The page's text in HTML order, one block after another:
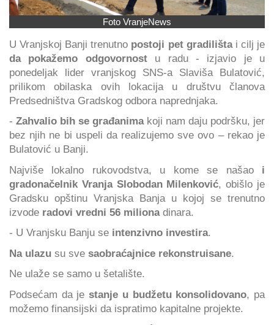
Foto VranjeNews
U Vranjskoj Banji trenutno postoji pet gradilištai cilj je
da pokažemo odgovornostu radu - izjavio je u
ponedeljak lider vranjskog SNS-a Slaviša Bulatović,
prilikom obilaska ovih lokacija u društvu članova
Predsedništva Gradskog odbora naprednjaka.
- Zahvalio bih se građanimakoji nam daju podršku, jer
bez njih ne bi uspeli da realizujemo sve ovo – rekao je
Bulatović u Banji.
Najviše lokalno rukovodstva, u kome se našao i
gradonačelnik Vranja Slobodan Milenković, obišlo je
Gradsku opštinu Vranjska Banja u kojoj se trenutno
izvode radovi vredni 56 milionadinara.
- U Vranjsku Banju se intenzivno investira.
Na ulazu su sve saobraćajnice rekonstruisane.
Ne ulaže se samo u šetalište.
Podsećam da jestanje u budžetu konsolidovano, pa
možemo finansijski da ispratimo kapitalne projekte.